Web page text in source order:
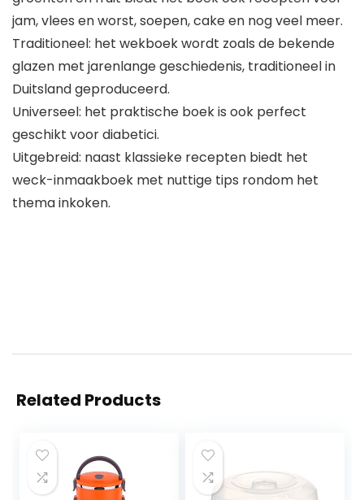
jam, vlees en worst, soepen, cake en nog veel meer.
Traditioneel: het wekboek wordt zoals de bekende
glazen met jarenlange geschiedenis, traditioneel in
Duitsland geproduceerd.
Universeel: het praktische boek is ook perfect
geschikt voor diabetici.
Uitgebreid: naast klassieke recepten biedt het
weck-inmaakboek met nuttige tips rondom het
thema inkoken.
Related Products